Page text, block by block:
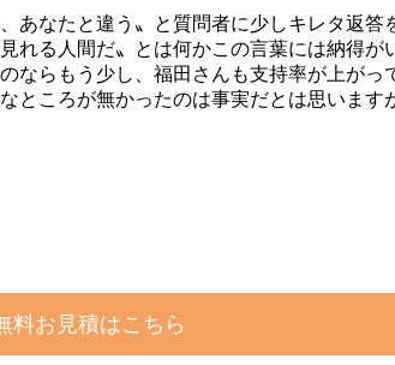
なたと違う〟と質問者に少しキレタ返
る人間だ〟とは何かこの言葉には納得が
らもう少し、福田さんも支持率が上がっ
ところが無かったのは事実だとは思います
料お見積はこちら